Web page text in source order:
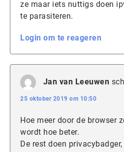
ze maar iets nuttigs doen
te parasiteren.
Login om te reageren
Jan van Leeuwen
25 oktober 2019 om 10:50
Hoe meer door de browser
wordt hoe beter.
De rest doen